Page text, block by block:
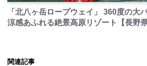
「北八ヶ岳ロープウェイ」 360度の大
涼感あふれる絶景高原リゾート【長野
関連記事